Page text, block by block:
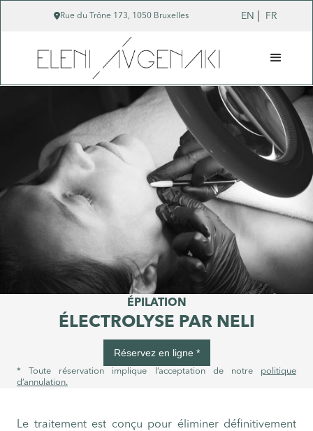
Rue du Trône 173, 1050 Bruxelles EN FR
ÉPILATION
ÉLECTROLYSE PAR NELI
Réservez en ligne *
* Toute réservation implique l’acceptation de notre politique
d’annulation.
Le traitement est conçu pour éliminer définitivement